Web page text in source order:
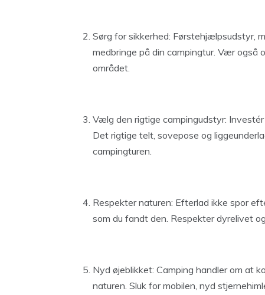
Sørg for sikkerhed: Førstehjælpsudstyr,
medbringe på din campingtur. Vær også
området.
Vælg den rigtige campingudstyr:
Det rigtige telt, sovepose og
campingturen.
Respekter naturen: Efterlad ikke spor
som du fandt den. Respekter dyrelivet
Nyd øjeblikket: Camping handler om at
naturen. Sluk for mobilen, nyd